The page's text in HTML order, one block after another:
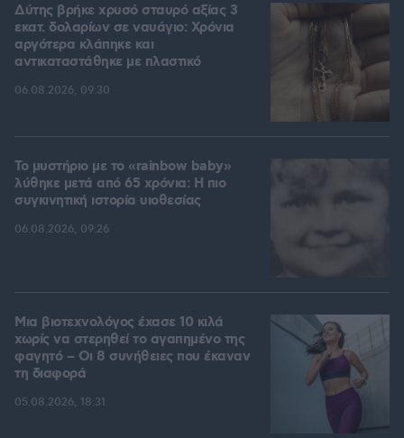
Δύτης βρήκε χρυσό σταυρό αξίας 3
εκατ. δολαρίων σε ναυάγιο: Χρόνια
αργότερα κλάπηκε και
αντικαταστάθηκε με πλαστικό
06.08.2026, 09:30
Το μυστήριο με το «rainbow baby»
λύθηκε μετά από 65 χρόνια: Η πιο
συγκινητική ιστορία υιοθεσίας
06.08.2026, 09:26
Μια βιοτεχνολόγος έχασε 10 κιλά
χωρίς να στερηθεί το αγαπημένο της
φαγητό – Οι 8 συνήθειες που έκαναν
τη διαφορά
05.08.2026, 18:31